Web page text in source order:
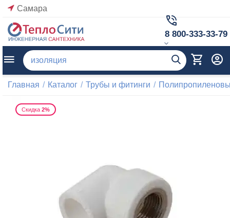
Самара
8 800-333-33-79
Главная / Каталог / Трубы и фитинги /
Скидка 2%